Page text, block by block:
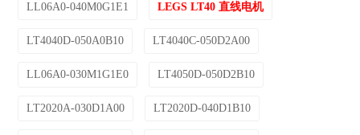
LL06A0-040M0G1E1 LEGS LT40 直线电机
LT4040D-050A0B10 LT4040C-050D2A00
LL06A0-030M1G1E0 LT4050D-050D2B10
LT2020A-030D1A00 LT2020D-040D1B10